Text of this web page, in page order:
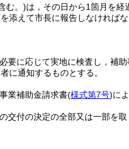
む。)は，その日から1箇月を経
添えて市長に報告しなければな
要に応じて実地に検査し，補
に通知するものとする。
業補助金請求書(様式第7号)に
交付の決定の全部又は一部を